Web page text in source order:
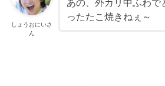
しょうおにいさ
ん
あの、外カリ中ふわで
ったたこ焼きねぇ～